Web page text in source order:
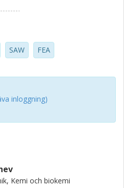
we demonstrate a TC-SAW
SAW FEA
inloggning)
Kemi och biokemi